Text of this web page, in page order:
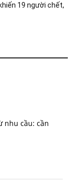
19 người chết,
nhu cầu: cần